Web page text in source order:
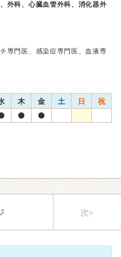
外科、心臓血管外科、消化器外
専門医、感染症専門医、血液専
木 金 土 日 祝
次»